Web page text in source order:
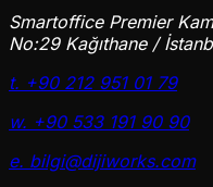
Smartoffice Premier
No:29 Kağıthane /
t. +90 212 951 01 79
w. +90 533 191 90 90
e. bilgi@dijiworks.com